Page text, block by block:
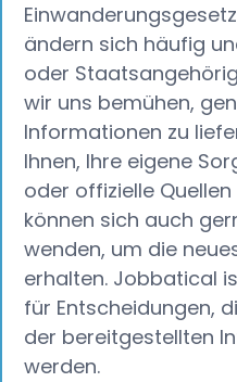
ändern sich häufig
oder
wir uns bemühen,
Informationen zu
Ihnen, Ihre eigene
oder offizielle
können sich auch
wenden, um die
erhalten. Jobbatical
für Entscheidungen,
der bereitgestellten
werden.